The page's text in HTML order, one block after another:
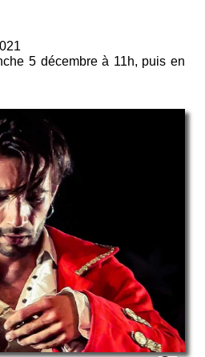
5 décembre à 11h, puis en